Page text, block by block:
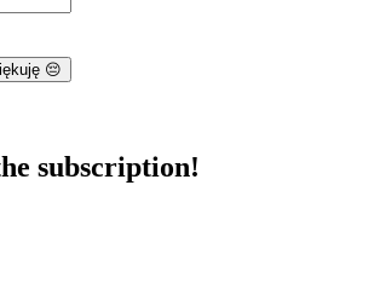
😔
subscription!